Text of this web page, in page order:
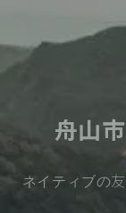
舟山
ネイティブの